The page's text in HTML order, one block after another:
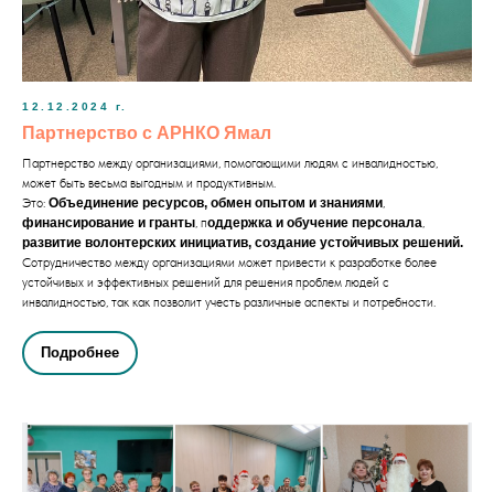
12.12.2024 г.
Партнерство с АРНКО Ямал
Партнерство между организациями, помогающими людям с инвалидностью,
может быть весьма выгодным и продуктивным.
Это: Объединение ресурсов, обмен опытом и знаниями,
финансирование и гранты, поддержка и обучение персонала,
развитие волонтерских инициатив, создание устойчивых решений.
Сотрудничество между организациями может привести к разработке более
устойчивых и эффективных решений для решения проблем людей с
инвалидностью, так как позволит учесть различные аспекты и потребности.
Подробнее